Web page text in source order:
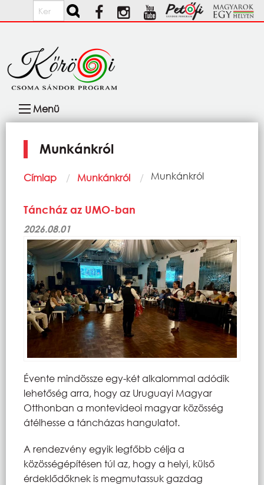
Ugrás a tartalomra
Keresés
navigáció
Menü
Munkánkról
Morzsa
Címlap Munkánkról Current:
Munkánkról
Táncház az UMO-ban
2026.08.01
Évente mindössze egy-két alkalommal adódik
lehetőség arra, hogy az Uruguayi Magyar
Otthonban a montevideoi magyar közösség
átélhesse a táncházas hangulatot.
A rendezvény egyik legfőbb célja a
közösségépítésen túl az, hogy a helyi, külső
érdeklődőknek is megmutassuk gazdag